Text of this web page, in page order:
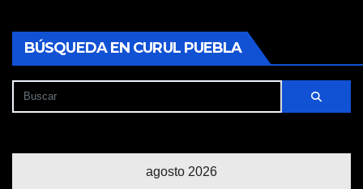
BÚSQUEDA EN CURUL PUEBLA
agosto 2026